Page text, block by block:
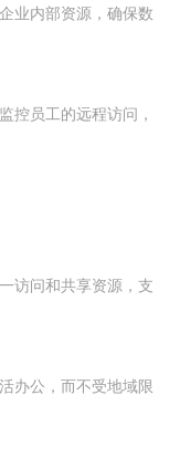
业内部资源，确保数
控员工的远程访问，
访问和共享资源，支
办公，而不受地域限